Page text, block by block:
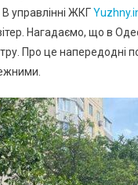
Впало
Дерево,
Зачепивши
управлінні ЖКГ
Нагадаємо, що в
Про це напередодні